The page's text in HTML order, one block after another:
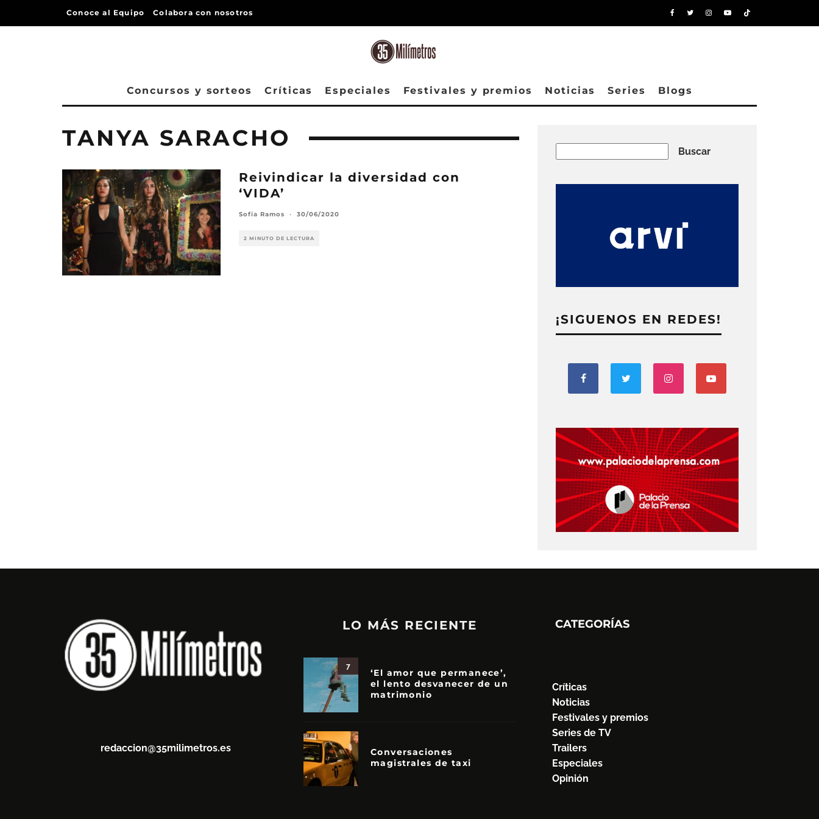
Conoce al Equipo Colabora con nosotros
Concursos y sorteos Críticas Especiales Festivales y premios Noticias Series Blogs
TANYA SARACHO
Reivindicar la diversidad con
‘VIDA’
Sofía Ramos · 30/06/2020
2 MINUTO DE LECTURA
Buscar
¡SIGUENOS EN REDES!
redaccion@35milimetros.es
LO MÁS RECIENTE
7
‘El amor que permanece’,
el lento desvanecer de un
matrimonio
Conversaciones
magistrales de taxi
CATEGORÍAS
Críticas
Noticias
Festivales y premios
Series de TV
Trailers
Especiales
Opinión